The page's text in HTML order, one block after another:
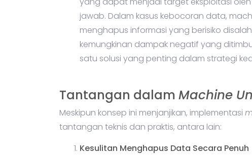
jawab. Dalam kasus kebocoran data,
menghapus informasi yang berisiko
kemungkinan dampak negatif yang
satu solusi yang penting dalam strategi
Tantangan dalam Machine
Meskipun konsep ini menjanjikan, implementasi
tantangan teknis dan praktis, antara lain:
Kesulitan Menghapus Data Secara Penuh